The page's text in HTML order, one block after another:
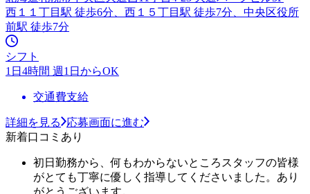
西１１丁目駅 徒歩6分、西１５丁目駅 徒歩7分、中央区役所
前駅 徒歩7分
シフト
1日4時間 週1日からOK
交通費支給
詳細を見る
応募画面に進む
新着口コミあり
初日勤務から、何もわからないところスタッフの皆様
がとても丁寧に優しく指導してくださいました。あり
がとうございます。